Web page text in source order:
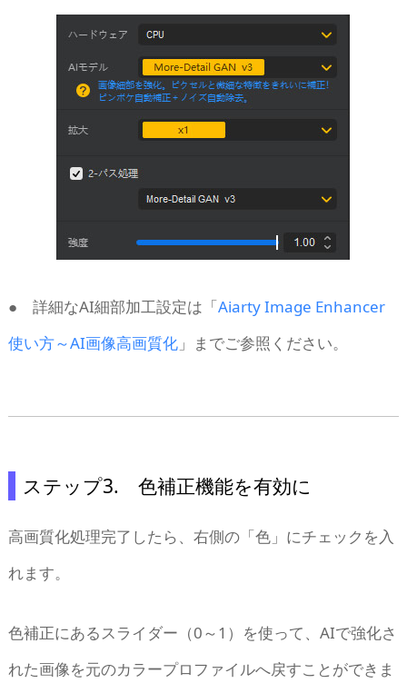
● 詳細なAI細部加工設定は「Aiarty Image Enhancer
使い方～AI画像高画質化」までご参照ください。
ステップ3. 色補正機能を有効に
高画質化処理完了したら、右側の「色」にチェックを入
れます。
色補正にあるスライダー（0～1）を使って、AIで強化さ
れた画像を元のカラープロファイルへ戻すことができま